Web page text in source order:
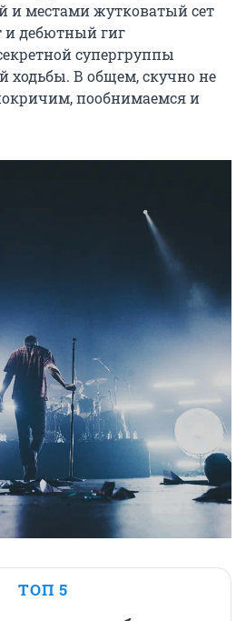
и местами жутковатый сет
и дебютный гиг
супергруппы
ходьбы. В общем, скучно не
пообнимаемся и
ТОП 5